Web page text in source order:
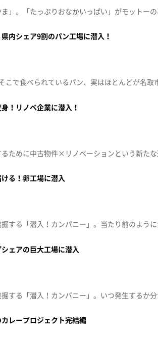
内シェア9割のパン工場に潜入！
！リノベ企業に潜入！
る！卵工場に潜入
ェアの巨大工場に潜入
レープロジェクト完結編